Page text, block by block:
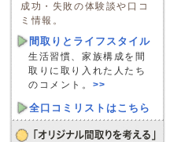
成功・失敗の体験談や口コ
ミ情報。
間取りとライフスタイル
生活習慣、家族構成を間
取りに取り入れた人たち
のコメント。 >>
全口コミリストはこちら